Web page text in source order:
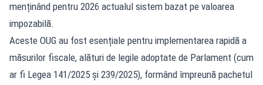
menținând pentru 2026 actualul sistem bazat pe valoarea
impozabilă.
Aceste OUG au fost esențiale pentru implementarea rapidă a
măsurilor fiscale, alături de legile adoptate de Parlament (cum
ar fi Legea 141/2025 și 239/2025), formând împreună pachetul